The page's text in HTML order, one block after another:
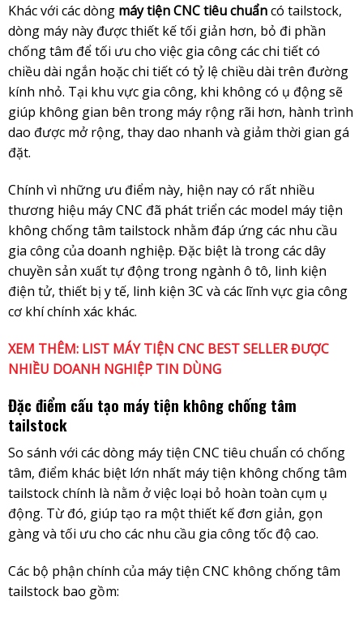
Khác với các dòng máy tiện CNC tiêu chuẩncó tailstock,
dòng máy này được thiết kế tối giản hơn, bỏ đi phần
chống tâm để tối ưu cho việc gia công các chi tiết có
chiều dài ngắn hoặc chi tiết có tỷ lệ chiều dài trên đường
kính nhỏ. Tại khu vực gia công, khi không có ụ động sẽ
giúp không gian bên trong máy rộng rãi hơn, hành trình
dao được mở rộng, thay dao nhanh và giảm thời gian gá
đặt.
Chính vì những ưu điểm này, hiện nay có rất nhiều
thương hiệu máy CNC đã phát triển các model máy tiện
không chống tâm tailstock nhằm đáp ứng các nhu cầu
gia công của doanh nghiệp. Đặc biệt là trong các dây
chuyền sản xuất tự động trong ngành ô tô, linh kiện
điện tử, thiết bị y tế, linh kiện 3C và các lĩnh vực gia công
cơ khí chính xác khác.
XEM THÊM: LIST MÁY TIỆN CNC BEST SELLER ĐƯỢC
NHIỀU DOANH NGHIỆP TIN DÙNG
Đặc điểm cấu tạo máy tiện không chống tâm
tailstock
So sánh với các dòng máy tiện CNC tiêu chuẩn có chống
tâm, điểm khác biệt lớn nhất máy tiện không chống tâm
tailstock chính là nằm ở việc loại bỏ hoàn toàn cụm ụ
động. Từ đó, giúp tạo ra một thiết kế đơn giản, gọn
gàng và tối ưu cho các nhu cầu gia công tốc độ cao.
Các bộ phận chính của máy tiện CNC không chống tâm
tailstock bao gồm: